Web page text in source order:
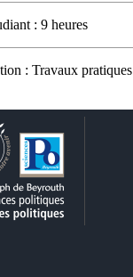
: 9 heures
: Travaux pratiques